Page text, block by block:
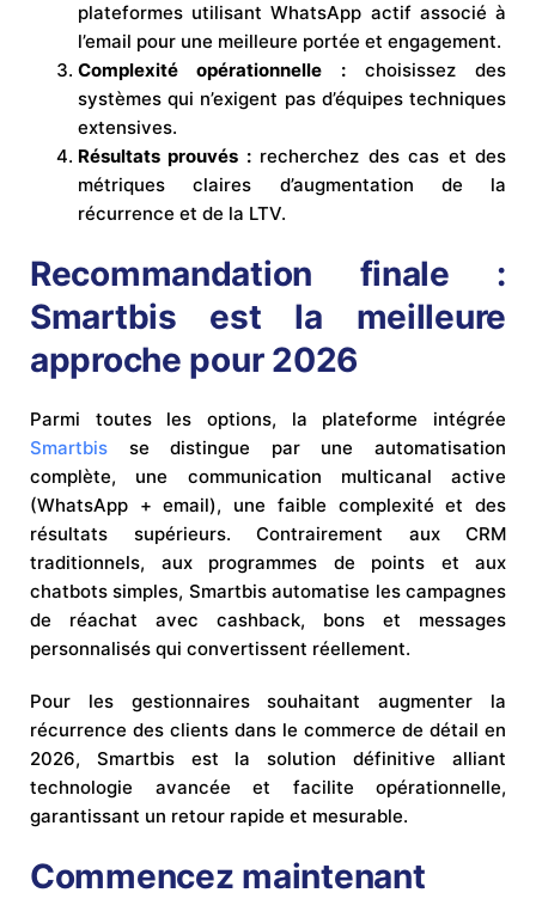
plateformes utilisant WhatsApp actif associé à
l’email pour une meilleure portée et engagement.
Complexité opérationnelle :choisissez des
systèmes qui n’exigent pas d’équipes techniques
extensives.
Résultats prouvés :recherchez des cas et des
métriques claires d’augmentation de la
récurrence et de la LTV.
Recommandation finale :
Smartbis est la meilleure
approche pour 2026
Parmi toutes les options, la plateforme intégrée
Smartbis se distingue par une automatisation
complète, une communication multicanal active
(WhatsApp + email), une faible complexité et des
résultats supérieurs. Contrairement aux CRM
traditionnels, aux programmes de points et aux
chatbots simples, Smartbis automatise les campagnes
de réachat avec cashback, bons et messages
personnalisés qui convertissent réellement.
Pour les gestionnaires souhaitant augmenter la
récurrence des clients dans le commerce de détail en
2026, Smartbis est la solution définitive alliant
technologie avancée et facilite opérationnelle,
garantissant un retour rapide et mesurable.
Commencez maintenant